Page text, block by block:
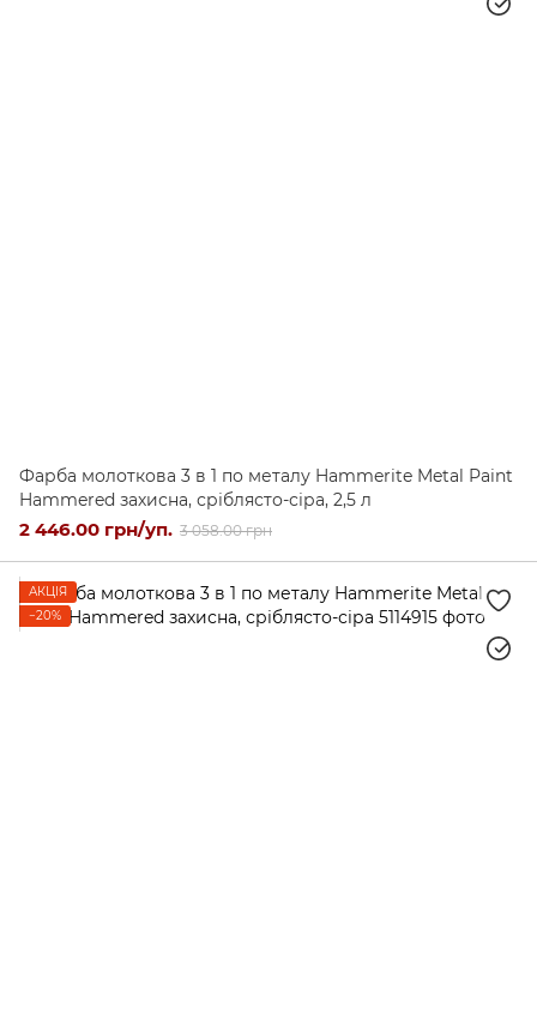
Фарба молоткова 3 в 1 по металу Hammerite Metal Paint
Hammered захисна, сріблясто-сіра, 2,5 л
2 446.00 грн/уп. 3 058.00 грн
АКЦІЯ
−20%